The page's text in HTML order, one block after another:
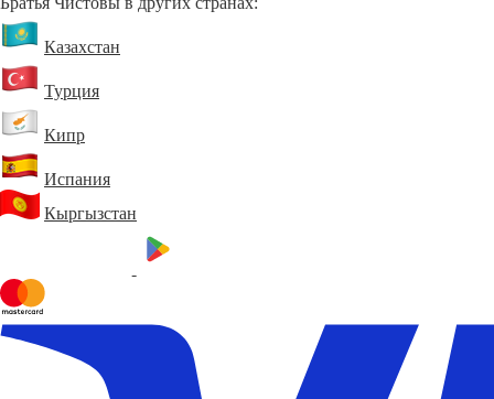
Казахстан
Турция
Кипр
Испания
Кыргызстан